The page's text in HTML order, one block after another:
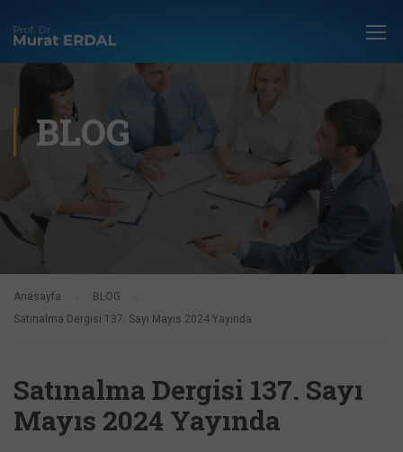
BLOG
Anasayfa
BLOG
Satınalma Dergisi 137. Sayı Mayıs 2024 Yayında
Satınalma Dergisi 137. Sayı
Mayıs 2024 Yayında